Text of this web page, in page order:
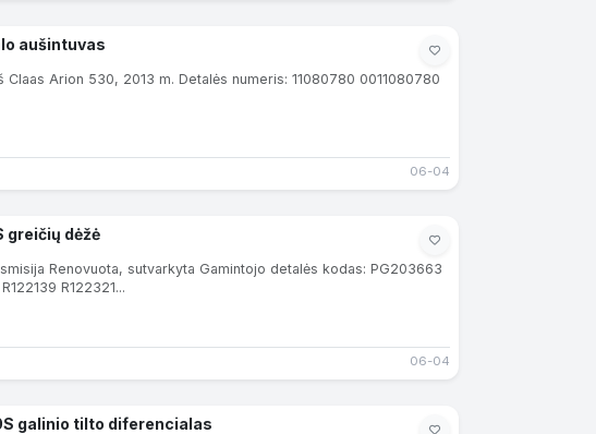
aušintuvas
Arion 530, 2013 m. Detalės numeris: 11080780 0011080780
06-04
greičių dėžė
Renovuota, sutvarkyta Gamintojo detalės kodas: PG203663
R122321...
06-04
galinio tilto diferencialas